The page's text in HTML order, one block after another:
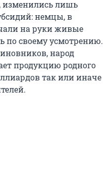
лишь
немцы, в
на руки живые
по своему усмотрению.
народ
продукцию родного
так или иначе